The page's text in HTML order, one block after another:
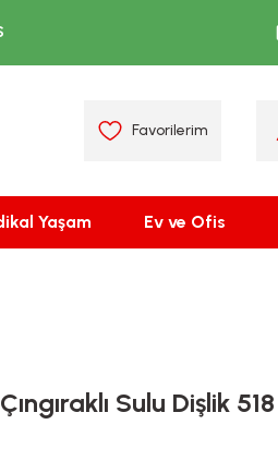
Favorilerim
Yaşam Ev ve Ofis
Sulu Dişlik 518